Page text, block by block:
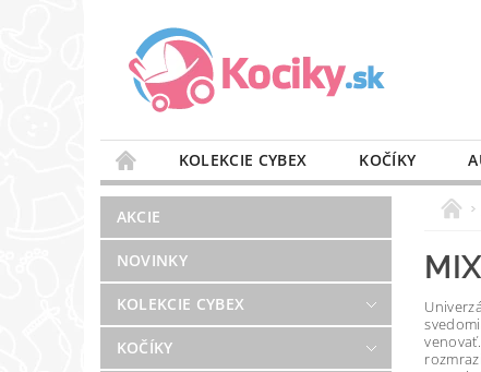
KOLEKCIE CYBEX KOČÍKY
STAROSTLIVOSŤ O VZDUCH
VÝBAVA DO
BLOG
PREDAJŇA KONTAKT
AKCIE
NOVINKY
KOLEKCIE CYBEX
KOČÍKY